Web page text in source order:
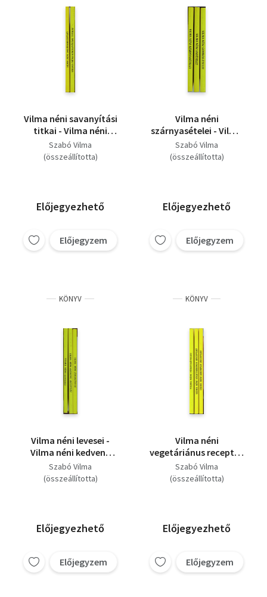
Vilma néni savanyítási
titkai - Vilma néni
salátareceptjei (2
könyv)
Szabó Vilma
(összeállította)
Előjegyezhető
Előjegyzem
Vilma néni
szárnyasételei - Vilma
néni vadételei - Vilma
néni gombás ételei (3
Szabó Vilma
(összeállította)
Előjegyezhető
Előjegyzem
KÖNYV
Vilma néni levesei -
Vilma néni kedvenc
receptjei - Vilma néni
édeskönyve (3 könyv)
Szabó Vilma
(összeállította)
Előjegyezhető
Előjegyzem
KÖNYV
Vilma néni
vegetáriánus receptjei
- Vilma néni
tésztaételei - Vilma
Szabó Vilma
(összeállította)
Előjegyezhető
Előjegyzem